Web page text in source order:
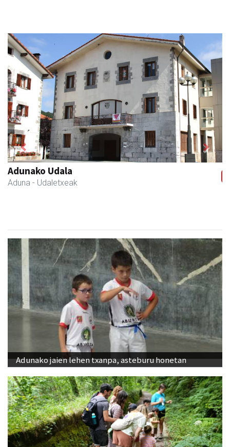
Izkiriota ardoak
Andoain - Ardoak
Previous Next
Adunako jaien lehen txanpa, asteburu honetan